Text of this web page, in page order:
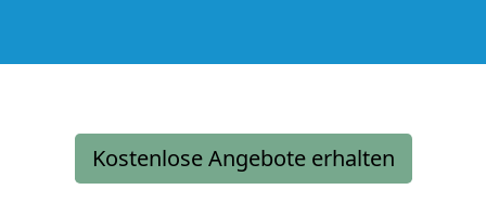
Kostenlose Angebote erhalten